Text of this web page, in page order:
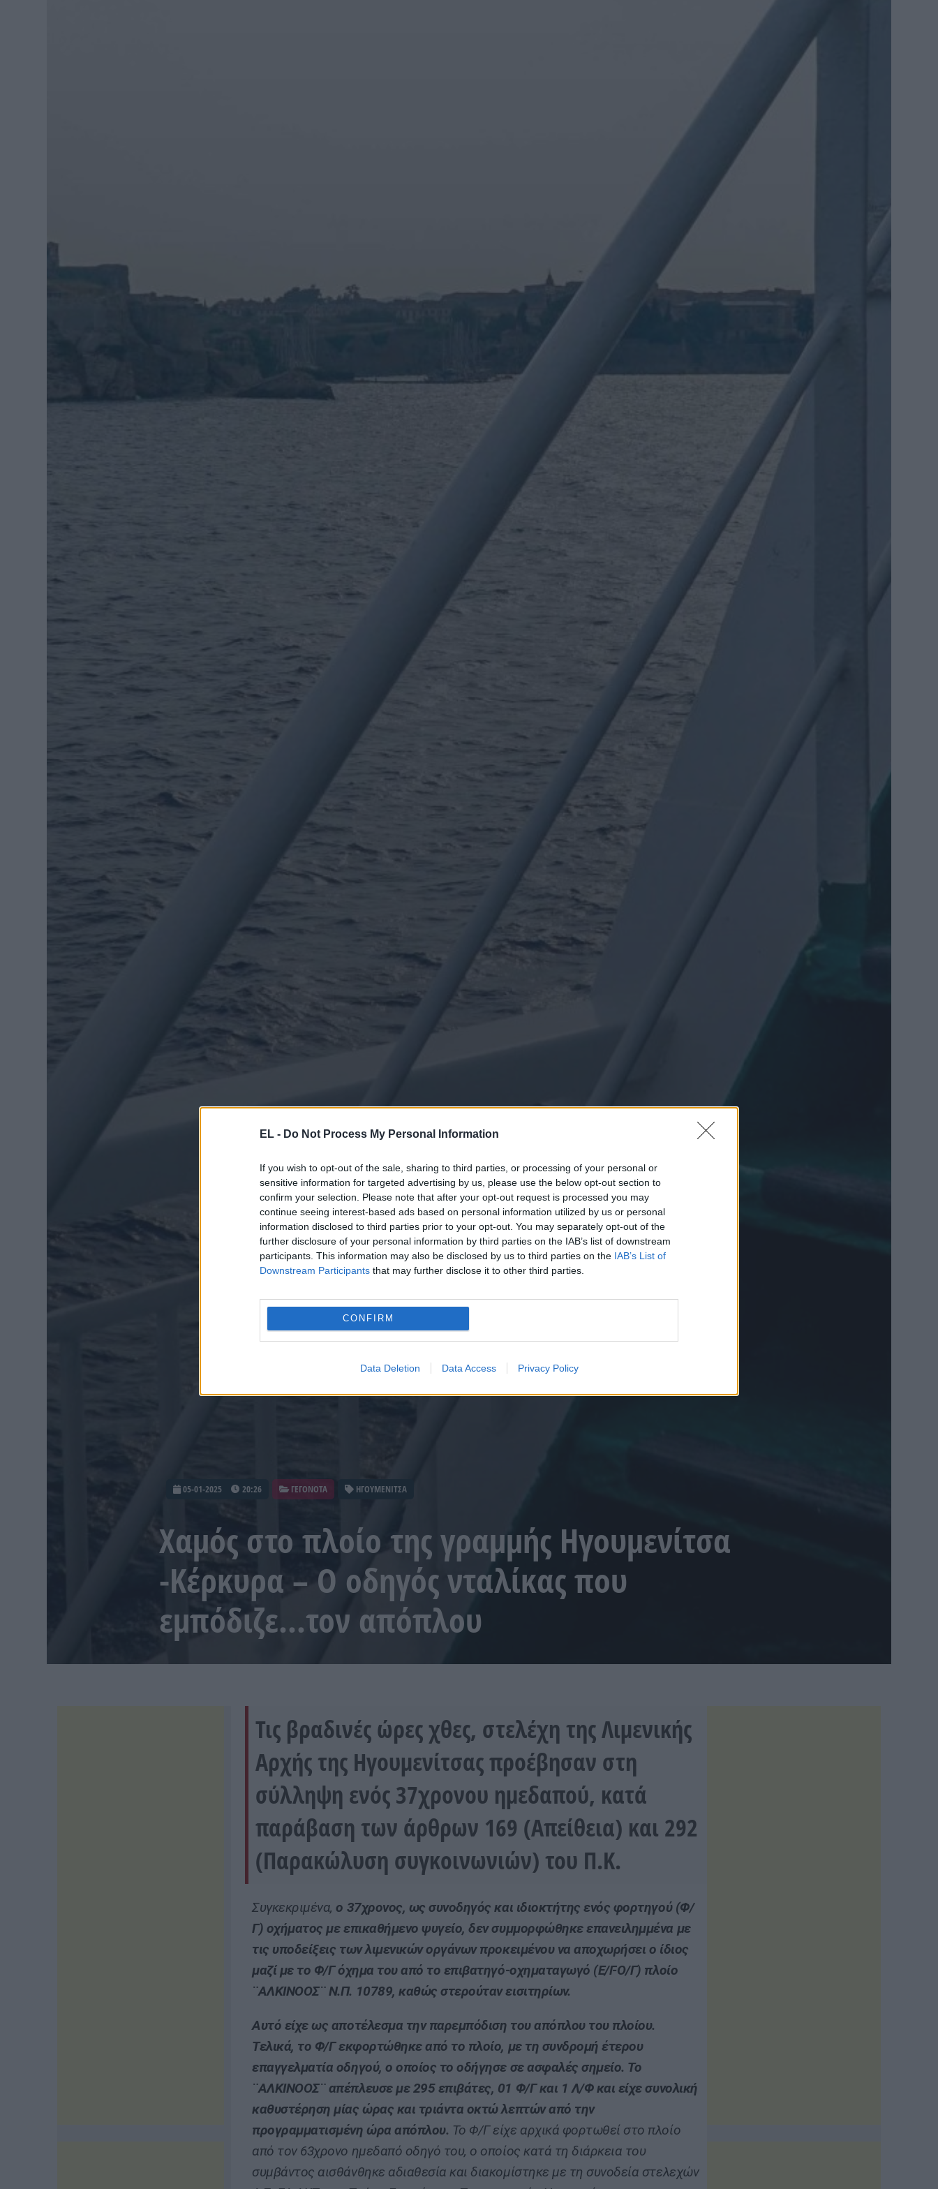
EL - Do Not Process My Personal Information
If you wish to opt-out of the sale, sharing to third parties, or processing of your personal or
sensitive information for targeted advertising by us, please use the below opt-out section to
confirm your selection. Please note that after your opt-out request is processed you may
continue seeing interest-based ads based on personal information utilized by us or personal
information disclosed to third parties prior to your opt-out. You may separately opt-out of the
further disclosure of your personal information by third parties on the IAB’s list of downstream
participants. This information may also be disclosed by us to third parties on the IAB’s List of
Downstream Participants that may further disclose it to other third parties.
CONFIRM
Data Deletion Data Access Privacy Policy
05-01-2025 20:26 ΓΕΓΟΝΟΤΑ ΗΓΟΥΜΕΝΙΤΣΑ
Χαμός στο πλοίο της γραμμής Ηγουμενίτσα
-Κέρκυρα – Ο οδηγός νταλίκας που
εμπόδιζε…τον απόπλου
Τις βραδινές ώρες χθες, στελέχη της Λιμενικής
Αρχής της Ηγουμενίτσας προέβησαν στη
σύλληψη ενός 37χρονου ημεδαπού, κατά
παράβαση των άρθρων 169 (Απείθεια) και 292
(Παρακώλυση συγκοινωνιών) του Π.Κ.
Συγκεκριμένα,ο 37χρονος, ως συνοδηγός και ιδιοκτήτης ενός φορτηγού (Φ/
Γ) οχήματος με επικαθήμενο ψυγείο, δεν συμμορφώθηκε επανειλημμένα με
τις υποδείξεις των λιμενικών οργάνων προκειμένου να αποχωρήσει ο ίδιος
μαζί με το Φ/Γ όχημα του από το επιβατηγό-οχηματαγωγό (Ε/Γ-Ο/Γ) πλοίο
¨ΑΛΚΙΝΟΟΣ¨ Ν.Π. 10789, καθώς στερούταν εισιτηρίων.
Αυτό είχε ως αποτέλεσμα την παρεμπόδιση του απόπλου του πλοίου.
Τελικά, το Φ/Γ εκφορτώθηκε από το πλοίο, με τη συνδρομή έτερου
επαγγελματία οδηγού, ο οποίος το οδήγησε σε ασφαλές σημείο. Το
¨ΑΛΚΙΝΟΟΣ¨ απέπλευσε με 295 επιβάτες, 01 Φ/Γ και 1 Λ/Φ και είχε συνολική
καθυστέρηση μίας ώρας και τριάντα οκτώ λεπτών από την
προγραμματισμένη ώρα απόπλου. Το Φ/Γ είχε αρχικά φορτωθεί στο πλοίο
από τον 63χρονο ημεδαπό οδηγό του, ο οποίος κατά τη διάρκεια του
συμβάντος αισθάνθηκε αδιαθεσία και διακομίστηκε με τη συνοδεία στελεχών